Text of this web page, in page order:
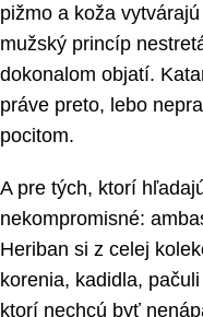
pižmo a koža
mužský princíp
dokonalom objatí.
práve preto, lebo
pocitom.
A pre tých, ktorí
nekompromisné:
Heriban si z celej
korenia, kadidla,
ktorí nechcú byť